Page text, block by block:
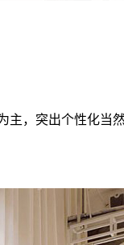
，突出个性化当